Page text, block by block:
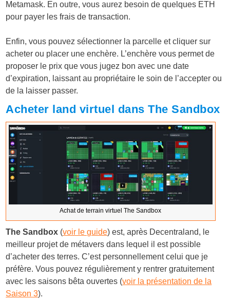
Metamask. En outre, vous aurez besoin de quelques ETH
pour payer les frais de transaction.
Enfin, vous pouvez sélectionner la parcelle et cliquer sur
acheter ou placer une enchère. L’enchère vous permet de
proposer le prix que vous jugez bon avec une date
d’expiration, laissant au propriétaire le soin de l’accepter ou
de la laisser passer.
Acheter land virtuel dans The Sandbox
Achat de terrain virtuel The Sandbox
The Sandbox (voir le guide) est, après Decentraland, le
meilleur projet de métavers dans lequel il est possible
d’acheter des terres. C’est personnellement celui que je
préfère. Vous pouvez régulièrement y rentrer gratuitement
avec les saisons bêta ouvertes (voir la présentation de la
Saison 3).